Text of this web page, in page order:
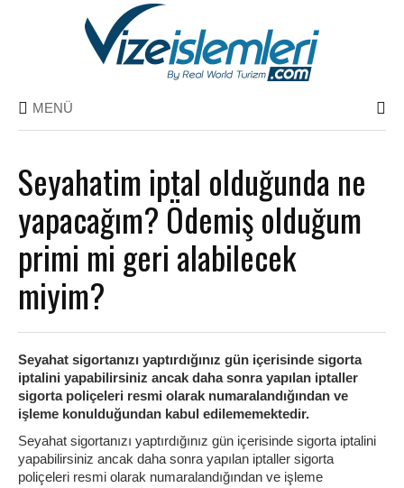
MENÜ
Seyahatim iptal olduğunda ne
yapacağım? Ödemiş olduğum
primi mi geri alabilecek
miyim?
Seyahat sigortanızı yaptırdığınız gün içerisinde sigorta
iptalini yapabilirsiniz ancak daha sonra yapılan iptaller
sigorta poliçeleri resmi olarak numaralandığından ve
işleme konulduğundan kabul edilememektedir.
Seyahat sigortanızı yaptırdığınız gün içerisinde sigorta iptalini
yapabilirsiniz ancak daha sonra yapılan iptaller sigorta
poliçeleri resmi olarak numaralandığından ve işleme